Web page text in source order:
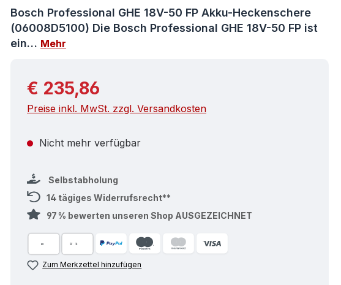
Bosch Professional GHE 18V-50 FP Akku-Heckenschere
(06008D5100) Die Bosch Professional GHE 18V-50 FP ist
ein… Mehr
Regulärer Preis:
€ 235,86
Preise inkl. MwSt. zzgl. Versandkosten
Nicht mehr verfügbar
Selbstabholung
14 tägiges Widerrufsrecht**
97 % bewerten unseren Shop AUSGEZEICHNET
Zum Merkzettel hinzufügen